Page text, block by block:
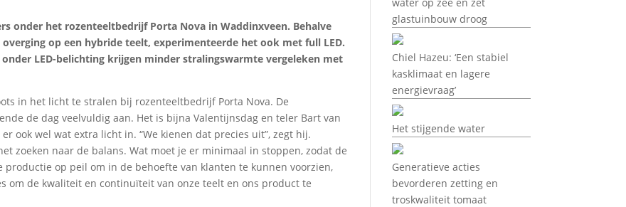
onder het rozenteeltbedrijf Porta Nova in Waddinxveen. Behalve
op een hybride teelt, experimenteerde het ook met full LED.
LED-belichting krijgen minder stralingswarmte vergeleken met
in het licht te stralen bij rozenteeltbedrijf Porta Nova. De
de dag veelvuldig aan. Het is bijna Valentijnsdag en teler Bart van
ook wel wat extra licht in. “We kienen dat precies uit”, zegt hij.
zoeken naar de balans. Wat moet je er minimaal in stoppen, zodat de
op peil om in de behoefte van klanten te kunnen voorzien,
om de kwaliteit en continuïteit van onze teelt en ons product te
glastuinbouw droog
Chiel Hazeu: ‘Een stabiel
kasklimaat en lagere
energievraag’
Het stijgende water
Generatieve acties
bevorderen zetting en
troskwaliteit tomaat